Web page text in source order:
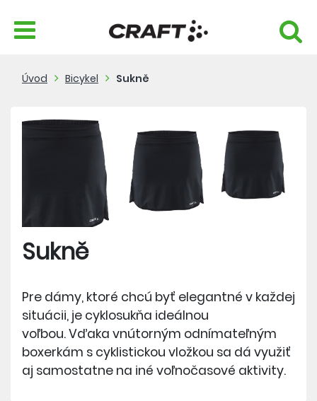
Úvod Bicykel Sukně
Sukně
Pre dámy, ktoré chcú byť elegantné v každej
situácii, je cyklosukňa ideálnou
voľbou. Vďaka vnútorným odnímateľným
boxerkám s cyklistickou vložkou sa dá využiť
aj samostatne na iné voľnočasové aktivity.